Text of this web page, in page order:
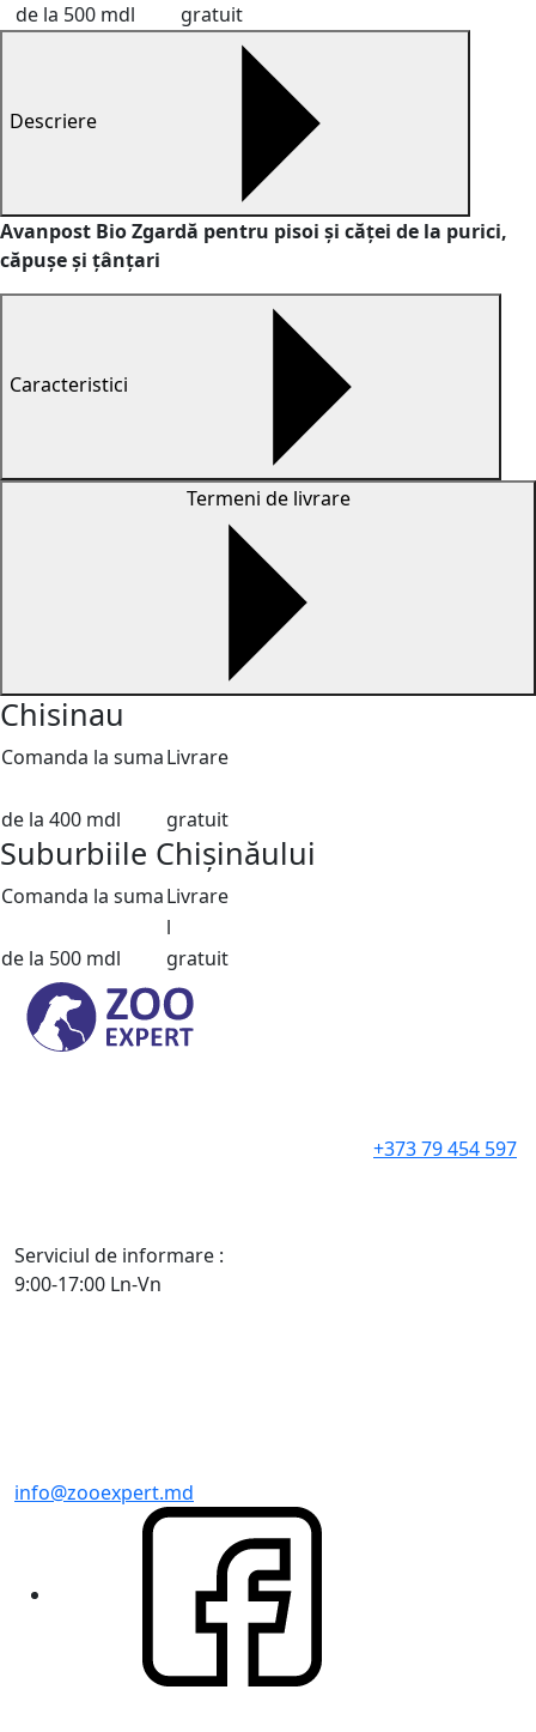
de la 500 mdl
gratuit
Descriere
Avanpost Bio Zgardă pentru pisoi și căței de la purici,
căpușe și țânțari
Caracteristici
Termeni de livrare
Chisinau
Comanda la sumaLivrare
de la 400 mdl gratuit
Suburbiile Chișinăului
Comanda la sumaLivrare
l
de la 500 mdl
gratuit
+373 79 454 597
Serviciul de informare :
9:00-17:00 Ln-Vn
info@zooexpert.md